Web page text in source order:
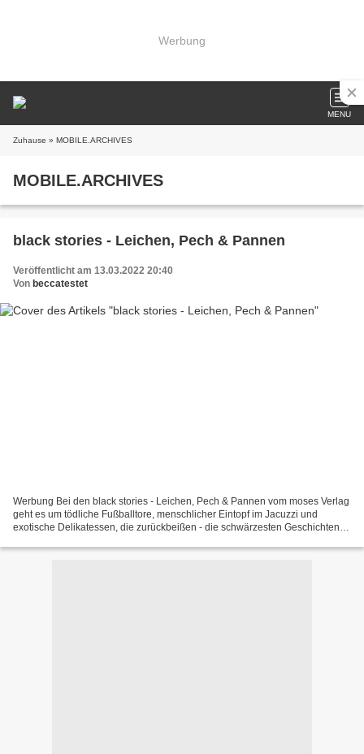
Werbung
MENU
Zuhause » MOBILE.ARCHIVES
MOBILE.ARCHIVES
black stories - Leichen, Pech & Pannen
Veröffentlicht am 13.03.2022 20:40
Von beccatestet
Werbung Bei den black stories - Leichen, Pech & Pannen vom moses Verlag
geht es um tödliche Fußballtore, menschlicher Eintopf im Jacuzzi und
exotische Delikatessen, die zurückbeißen - die schwärzesten Geschichten